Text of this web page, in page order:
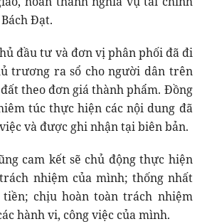
Đạt.
đầu tư và đơn vị phân phối đã đi
trương ra sổ cho người dân trên
theo đơn giá thành phẩm. Đồng
túc thực hiện các nội dung đã
và được ghi nhận tại biên bản.
cam kết sẽ chủ động thực hiện
nhiệm của mình; thống nhất
chịu hoàn toàn trách nhiệm
hành vi, công việc của mình.